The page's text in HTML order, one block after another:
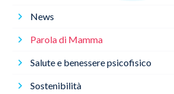
News
Parola di Mamma
Salute e benessere psicofisico
Sostenibilità